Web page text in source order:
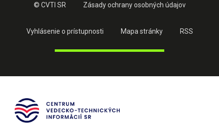
© CVTI SR Zásady ochrany osobných údajov
Vyhlásenie o prístupnosti Mapa stránky RSS